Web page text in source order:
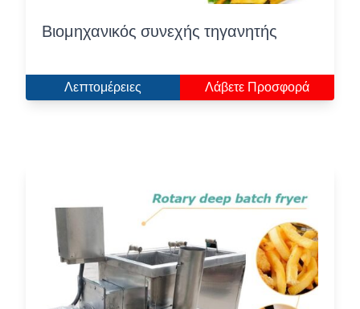
Βιομηχανικός συνεχής τηγανητής
Λεπτομέρειες Λάβετε Προσφορά